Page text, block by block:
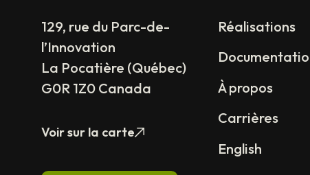
129, rue du Parc-de-
l’Innovation
La Pocatière (Québec)
G0R 1Z0 Canada
Voir sur la carte
Réalisations
À propos
Carrières
English